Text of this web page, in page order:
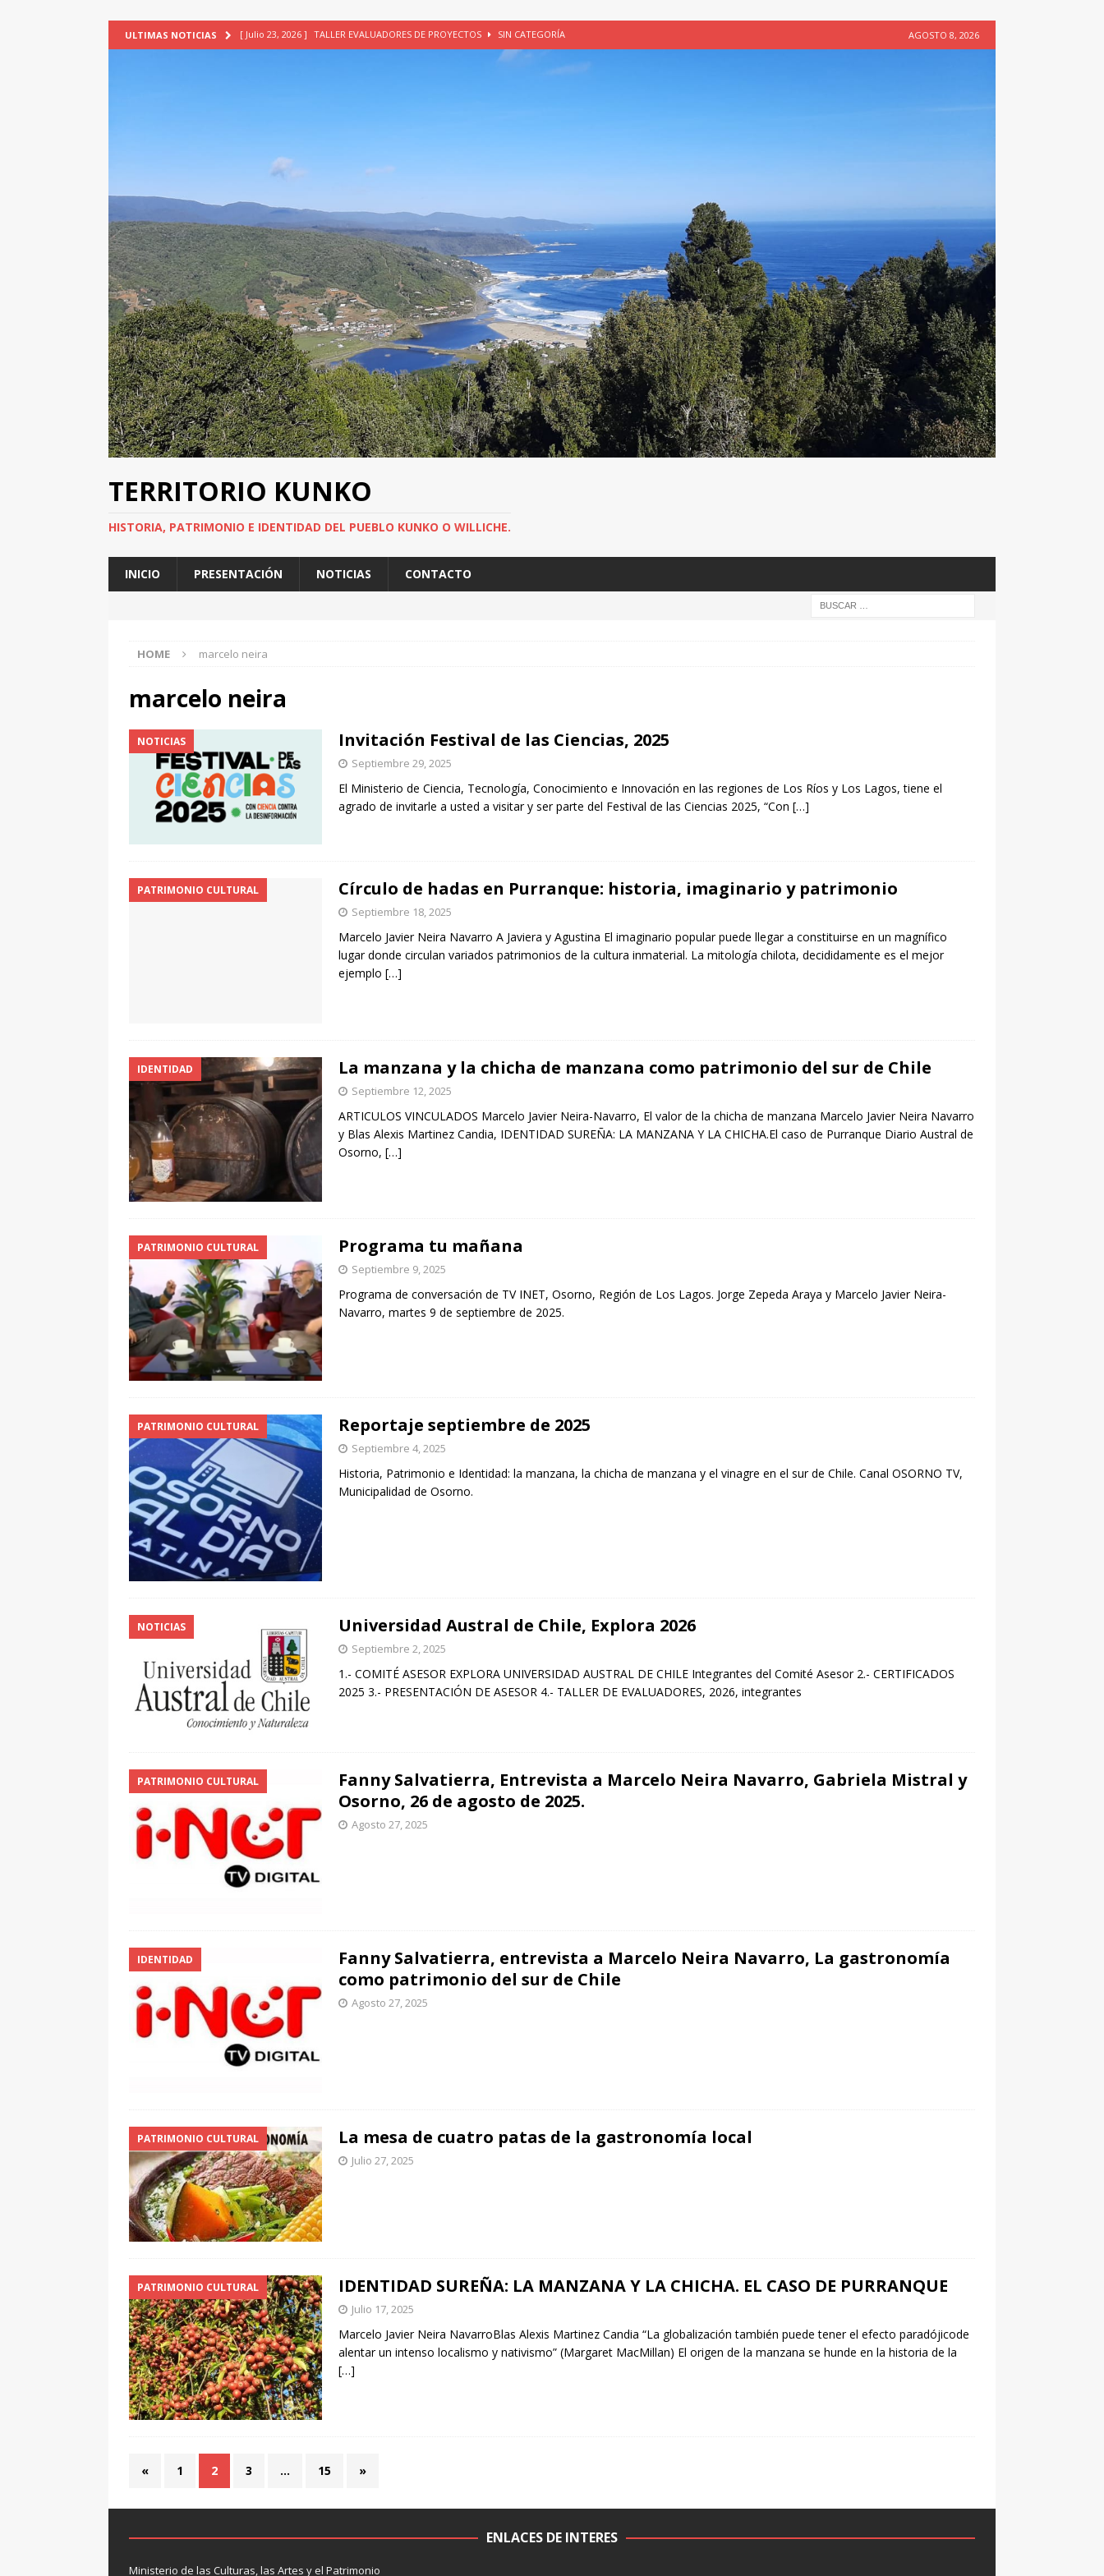
ULTIMAS NOTICIAS [ Julio 23, 2026 ] TALLER EVALUADORES DE PROYECTOS SIN CATEGORÍA
[ Agosto 7, 2026 ]
AGOSTO 8, 2026
TERRITORIO KUNKO
HISTORIA, PATRIMONIO E IDENTIDAD DEL PUEBLO KUNKO O WILLICHE.
INICIO PRESENTACIÓN NOTICIAS CONTACTO
HOME marcelo neira
marcelo neira
NOTICIAS Invitación Festival de las Ciencias, 2025
Septiembre 29, 2025
El Ministerio de Ciencia, Tecnología, Conocimiento e Innovación en las regiones de Los Ríos y Los Lagos, tiene el
agrado de invitarle a usted a visitar y ser parte del Festival de las Ciencias 2025, “Con […]
PATRIMONIO CULTURAL Círculo de hadas en Purranque: historia, imaginario y patrimonio
Septiembre 18, 2025
Marcelo Javier Neira Navarro A Javiera y Agustina El imaginario popular puede llegar a constituirse en un magnífico
lugar donde circulan variados patrimonios de la cultura inmaterial. La mitología chilota, decididamente es el mejor
ejemplo […]
IDENTIDAD La manzana y la chicha de manzana como patrimonio del sur de Chile
Septiembre 12, 2025
ARTICULOS VINCULADOS Marcelo Javier Neira-Navarro, El valor de la chicha de manzana Marcelo Javier Neira Navarro
y Blas Alexis Martinez Candia, IDENTIDAD SUREÑA: LA MANZANA Y LA CHICHA.El caso de Purranque Diario Austral de
Osorno, […]
PATRIMONIO CULTURAL Programa tu mañana
Septiembre 9, 2025
Programa de conversación de TV INET, Osorno, Región de Los Lagos. Jorge Zepeda Araya y Marcelo Javier Neira-
Navarro, martes 9 de septiembre de 2025.
PATRIMONIO CULTURAL Reportaje septiembre de 2025
Septiembre 4, 2025
Historia, Patrimonio e Identidad: la manzana, la chicha de manzana y el vinagre en el sur de Chile. Canal OSORNO TV,
Municipalidad de Osorno.
NOTICIAS Universidad Austral de Chile, Explora 2026
Septiembre 2, 2025
1.- COMITÉ ASESOR EXPLORA UNIVERSIDAD AUSTRAL DE CHILE Integrantes del Comité Asesor 2.- CERTIFICADOS
2025 3.- PRESENTACIÓN DE ASESOR 4.- TALLER DE EVALUADORES, 2026, integrantes
PATRIMONIO CULTURAL
Fanny Salvatierra, Entrevista a Marcelo Neira Navarro, Gabriela Mistral y
Osorno, 26 de agosto de 2025.
Agosto 27, 2025
IDENTIDAD
Fanny Salvatierra, entrevista a Marcelo Neira Navarro, La gastronomía
como patrimonio del sur de Chile
Agosto 27, 2025
PATRIMONIO CULTURAL La mesa de cuatro patas de la gastronomía local
Julio 27, 2025
PATRIMONIO CULTURAL IDENTIDAD SUREÑA: LA MANZANA Y LA CHICHA. EL CASO DE PURRANQUE
Julio 17, 2025
Marcelo Javier Neira NavarroBlas Alexis Martinez Candia “La globalización también puede tener el efecto paradójicode
alentar un intenso localismo y nativismo” (Margaret MacMillan) El origen de la manzana se hunde en la historia de la
[…]
« 1 2 3 … 15 »
ENLACES DE INTERES
Ministerio de las Culturas, las Artes y el Patrimonio